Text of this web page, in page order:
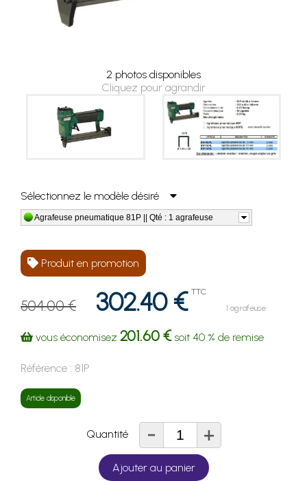
2 photos disponibles
Cliquez pour agrandir
Sélectionnez le modèle désiré
Agrafeuse pneumatique 81P || Qté : 1 agrafeuse
Produit en promotion
504.00 € 302.40 € TTC
1 agrafeuse
vous économisez 201.60 €soit 40 % de remise
Référence : 81P
Article disponible
Quantité - +
Ajouter au panier